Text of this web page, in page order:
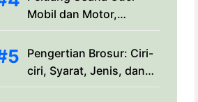
Mobil dan Motor,
Analisis Bisnis dan Tips
Penting
Pengertian Brosur: Ciri-
ciri, Syarat, Jenis, dan
Macam-macamnya